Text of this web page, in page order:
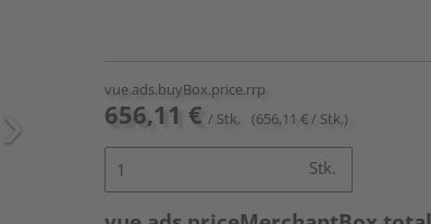
vue.ads.buyBox.price.rrp
656,11 € / Stk. (656,11 € / Stk.)
Stk.